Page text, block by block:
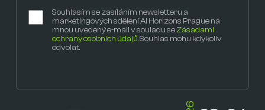
Souhlasím se zasíláním newsletteru a
marketingových sdělení AI Horizons Prague na
mnou uvedený e-mail v souladu se Zásadami
ochrany osobních údajů.Souhlas mohu kdykoliv
odvolat.